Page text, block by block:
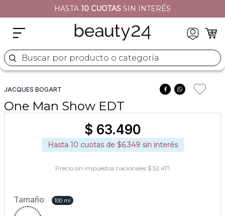
HASTA 10 CUOTAS SIN INTERÉS
Buscar por producto o categoría
JACQUES BOGART
One Man Show EDT
$ 63.490
Hasta 10cuotas de $6.349 sin interés
Precio sin impuestos nacionales $ 52.471
Tamaño: 100 ml
naj oleari
5. versace